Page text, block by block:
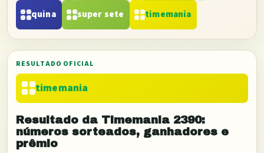
quina super sete timemania
RESULTADO OFICIAL
timemania
Resultado da Timemania 2390:
números sorteados, ganhadores e
prêmio